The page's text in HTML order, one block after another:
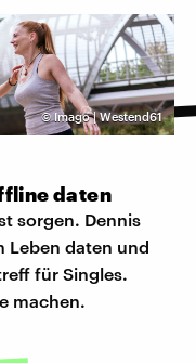
©Imago | Westend61
daten
sorgen. Dennis
Leben daten und
für Singles.
machen.